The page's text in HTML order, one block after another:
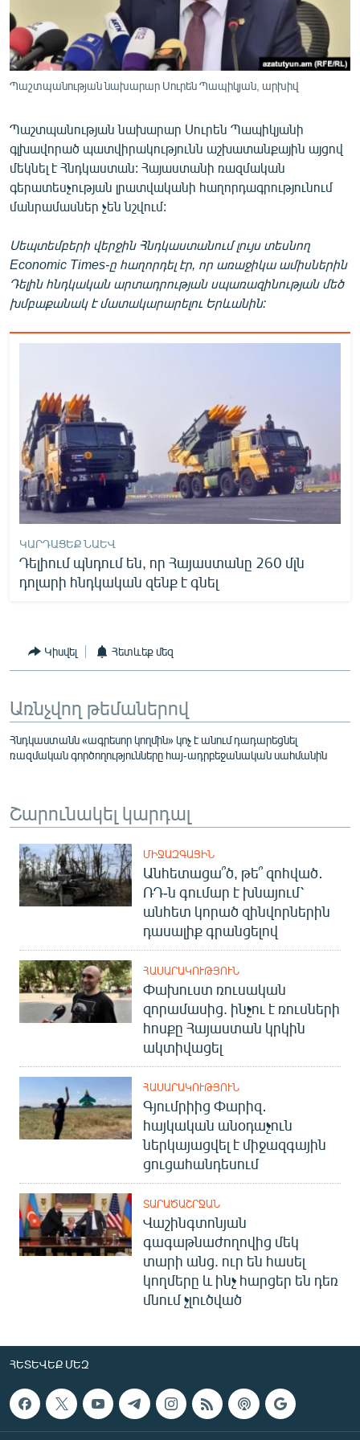
ՄԻՋԱԶԳԱՅԻՆ
ՄՇԱԿՈՒՅԹ
ՍՊՈՐՏ
ՏՏ ԵՒ ԻՆՏԵՐՆԵՏ
ԿՈՐՈՆԱՎԻՐՈՒՍ
ԱՐԽԻՎ
ՏԵՍԱՆՅՈՒԹԵՐ
ԲԱՆԱՎԵՃ
ՁԳՏԵԼՈՎ ԼԱՎԱԳՈՒՅՆԻՆ
ՓՈԴՔԱՍԹ
Հայերեն
Русский
ՀԵՏԵՎԵՔ ՄԵԶ
«Ազատության» բոլոր կայքերը
Պաշտպանության նախարար Սուրեն Պապիկյան, արխիվ
Պաշտպանության նախարար Սուրեն Պապիկյանի
գլխավորած պատվիրակությունն աշխատանքային այցով
մեկնել է Հնդկաստան: Հայաստանի ռազմական
գերատեսչության լրատվականի հաղորդագրությունում
մանրամասներ չեն նշվում:
Սեպտեմբերի վերջին Հնդկաստանում լույս տեսնող
Economic Times-ը հաղորդել էր, որ առաջիկա ամիսներին
Դելին հնդկական արտադրության սպառազինության մեծ
խմբաքանակ է մատակարարելու Երևանին:
ԿԱՐԴԱՑԵՔ ՆԱԵՎ
Դելիում պնդում են, որ Հայաստանը 260 մլն
դոլարի հնդկական զենք է գնել
Կիսվել Հետևեք մեզ
Առնչվող թեմաներով
Հնդկաստանն «ագրեսոր կողմին» կոչ է անում դադարեցնել
ռազմական գործողությունները հայ-ադրբեջանական սահմանին
Շարունակել կարդալ
ՄԻՋԱԶԳԱՅԻՆ
Անհետացա՞ծ, թե՞ զոհված․
ՌԴ-ն գումար է խնայում՝
անհետ կորած զինվորներին
դասալիք գրանցելով
ՀԱՍԱՐԱԿՈՒԹՅՈՒՆ
Փախուստ ռուսական
զորամասից. ինչու է ռուսների
հոսքը Հայաստան կրկին
ակտիվացել
ՀԱՍԱՐԱԿՈՒԹՅՈՒՆ
Գյումրիից Փարիզ․
հայկական անօդաչուն
ներկայացվել է միջազգային
ցուցահանդեսում
ՏԱՐԱԾԱՇՐՋԱՆ
Վաշինգտոնյան
գագաթնաժողովից մեկ
տարի անց. ուր են հասել
կողմերը և ինչ հարցեր են դեռ
մնում չլուծված
ՀԵՏԵՎԵՔ ՄԵԶ